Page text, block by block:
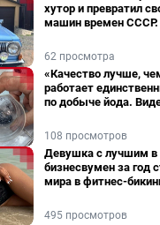
хутор и превратил
машин времен СССР.
62 просмотра
«Качество лучше,
работает
по добыче йода.
108 просмотров
Девушка с лучшим в
бизнесвумен за год
мира в фитнес-
495 просмотров